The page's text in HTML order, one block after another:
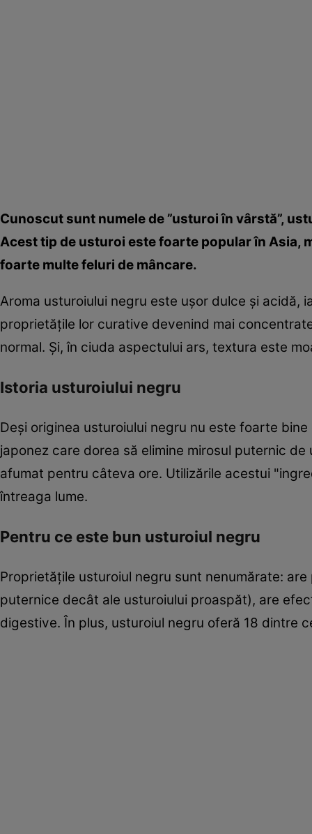
Cunoscut sunt numele de ”usturoi în vârstă”,
Acest tip de usturoi este foarte popular în Asia,
foarte multe feluri de mâncare.
Aroma usturoiului negru este uşor dulce şi acidă,
proprietăţile lor curative devenind mai
normal. Şi, în ciuda aspectului ars, textura este
Istoria usturoiului negru
Deşi originea usturoiului negru nu este foarte
japonez care dorea să elimine mirosul puternic
afumat pentru câteva ore. Utilizările acestui
întreaga lume.
Pentru ce este bun usturoiul negru
Proprietăţile usturoiul negru sunt nenumărate:
puternice decât ale usturoiului proaspăt), are
digestive. În plus, usturoiul negru oferă 18 dintre